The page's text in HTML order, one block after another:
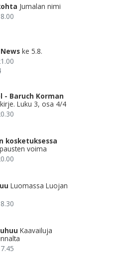
Jumalan nimi
ke 5.8.
- Baruch Korman
Luku 3, osa 4/4
kosketuksessa
voima
Luomassa Luojan
Kaavailuja